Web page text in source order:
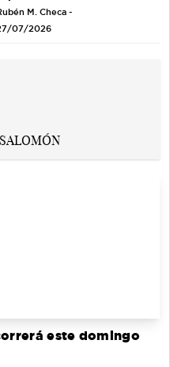
M. Checa -
07/2026
este domingo